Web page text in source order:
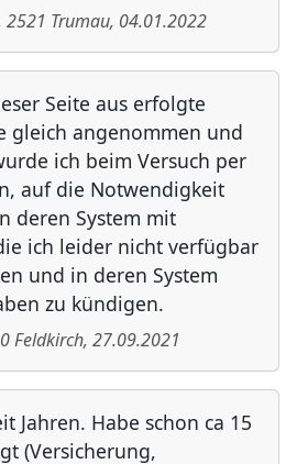
2521 Trumau, 04.01.2022
Seite aus erfolgte
gleich angenommen und
ich beim Versuch per
auf die Notwendigkeit
deren System mit
ich leider nicht verfügbar
und in deren System
zu kündigen.
Feldkirch, 27.09.2021
Jahren. Habe schon ca 15
(Versicherung,